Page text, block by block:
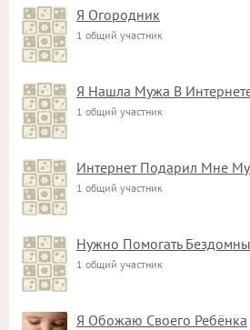
Я Огородник
1 общий участник
Я Нашла Мужа В
1 общий участник
Интернет Подарил Мне
1 общий участник
Нужно Помогать
1 общий участник
Я Обожаю Своего Ребёнка